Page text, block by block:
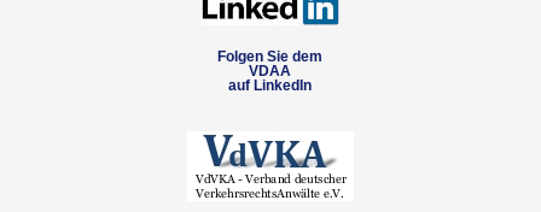
Folgen Sie dem
VDAA
auf LinkedIn